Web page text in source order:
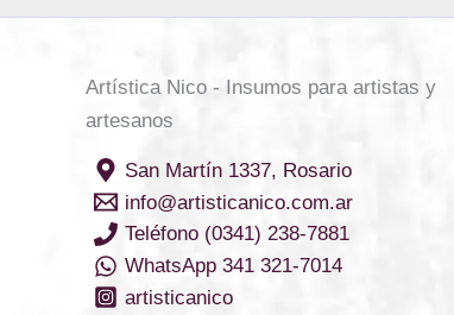
Artística Nico - Insumos para artistas y
artesanos
San Martín 1337, Rosario
info@artisticanico.com.ar
Teléfono (0341) 238-7881
WhatsApp 341 321-7014
artisticanico